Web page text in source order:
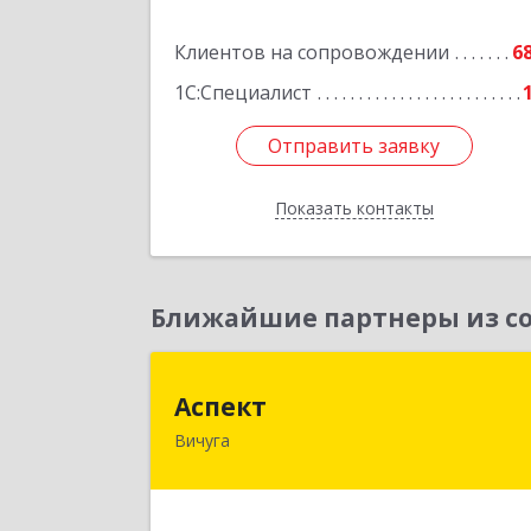
Клиентов на сопровождении
1С:Специалист
1
Отправить заявку
Показать контакты
Отправить заявку
Назад
Ближайшие партнеры из
Аспект
Вичуга
155331, Ивановская обл, Вичугский р-